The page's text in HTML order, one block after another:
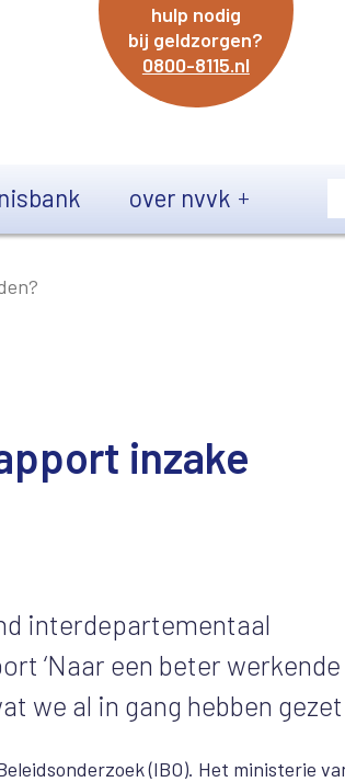
hulp nodig
bij geldzorgen?
0800-8115.nl
over nvvk
inzake
interdepartementaal
‘Naar een beter werkende
we al in gang hebben
(IBO). Het ministerie